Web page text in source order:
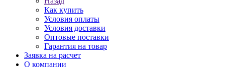
Как купить
Условия оплаты
Условия доставки
Оптовые поставки
Гарантия на товар
Заявка на расчет
О компании